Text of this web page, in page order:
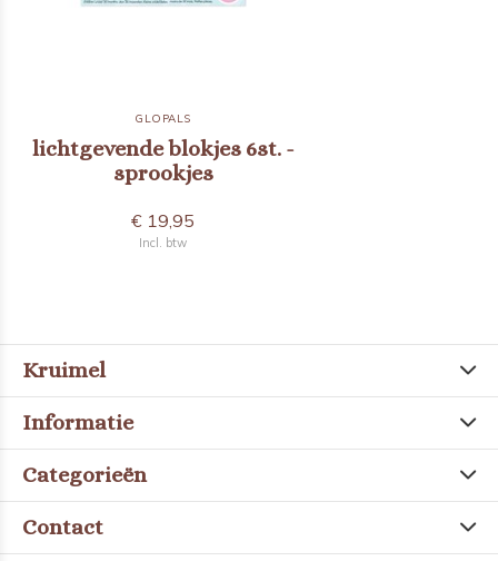
GLOPALS
lichtgevende blokjes 6st. -
sprookjes
€ 19,95
Incl. btw
Kruimel
Informatie
Categorieën
Contact